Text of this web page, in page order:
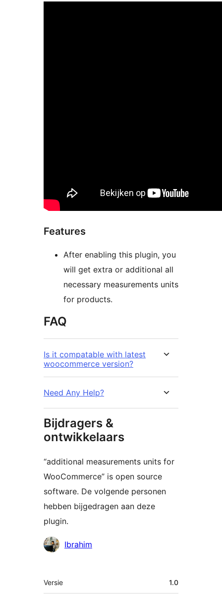
Features
After enabling this plugin, you
will get extra or additional all
necessary measurements units
for products.
FAQ
Is it compatable with latest
woocommerce version?
Need Any Help?
Bijdragers &
ontwikkelaars
“additional measurements units for
WooCommerce” is open source
software. De volgende personen
hebben bijgedragen aan deze
plugin.
Bijdragers
Ibrahim
Meta
Versie 1.0